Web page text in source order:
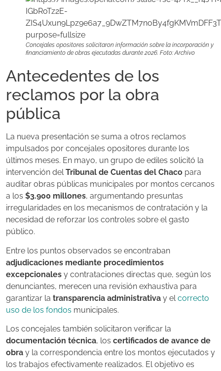
Concejales opositores solicitaron información sobre la incorporación y
financiamiento de obras ejecutadas durante 2026. Foto: Archivo
Antecedentes de los
reclamos por la obra
pública
La nueva presentación se suma a otros reclamos
impulsados por concejales opositores durante los
últimos meses. En mayo, un grupo de ediles solicitó la
intervención delTribunal de Cuentas del Chaco para
auditar obras públicas municipales por montos cercanos
a los $3.900 millones, argumentando presuntas
irregularidades en los mecanismos de contratación y la
necesidad de reforzar los controles sobre el gasto
público.
Entre los puntos observados se encontraban
adjudicaciones mediante procedimientos
excepcionales y contrataciones directas que, según los
denunciantes, merecen una revisión exhaustiva para
garantizar la transparencia administrativa y el correcto
uso de los fondos municipales.
Los concejales también solicitaron verificar la
documentación técnica, los certificados de avance de
obra y la correspondencia entre los montos ejecutados y
los trabajos efectivamente realizados. El objetivo es